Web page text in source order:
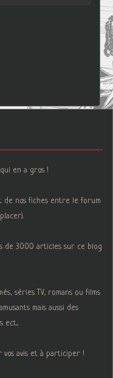
en a gros !
de nos fiches entre le forum
de 3000 articles sur ce blog
séries TV, romans ou films
mais aussi des
ect...
vos avis et à participer !